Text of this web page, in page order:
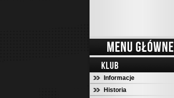
MENU GŁÓWNE
KLUB
Informacje
Historia